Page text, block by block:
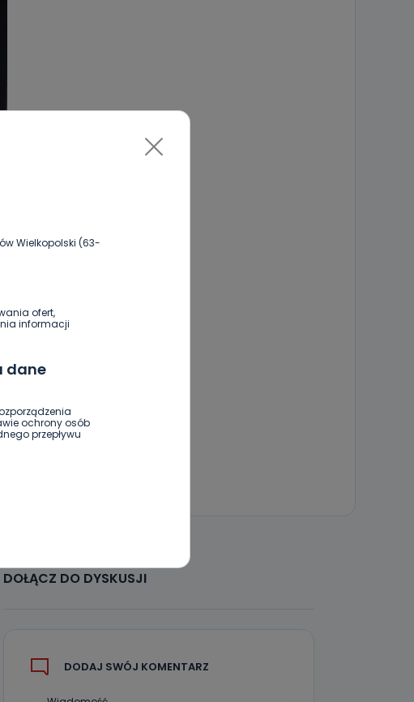
Wielkopolski (63-
ofert,
informacji
dane
ochrony osób
przepływu
umownym oraz
DOŁĄCZ DO DYSKUSJI
DODAJ SWÓJ KOMENTARZ